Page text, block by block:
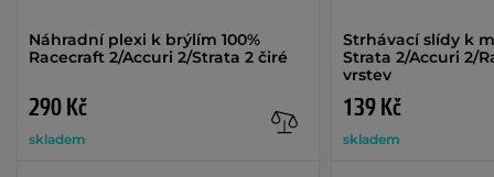
Náhradní plexi k brýlím 100%
Racecraft 2/Accuri 2/Strata 2 čiré
290 Kč
skladem
Strhávací slídy k
Strata 2/Accuri 2/
vrstev
139 Kč
skladem